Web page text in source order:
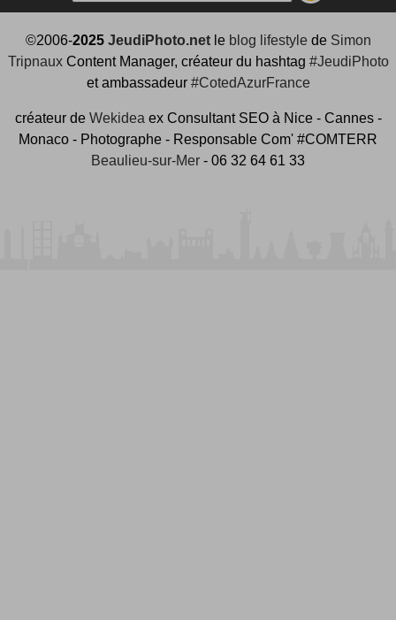
©2006-2025 JeudiPhoto.netle blog lifestylede Simon
TripnauxContent Manager, créateur du hashtag #JeudiPhoto
et ambassadeur #CotedAzurFrance
créateur de Wekidea ex Consultant SEO à Nice - Cannes -
Monaco - Photographe - Responsable Com' #COMTERR
Beaulieu-sur-Mer - 06 32 64 61 33